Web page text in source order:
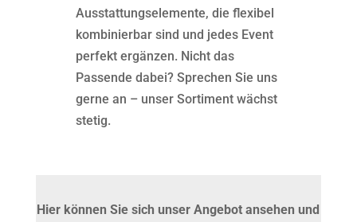
Ausstattungselemente, die flexibel
kombinierbar sind und jedes Event
perfekt ergänzen. Nicht das
Passende dabei? Sprechen Sie uns
gerne an – unser Sortiment wächst
stetig.
Hier können Sie sich unser Angebot ansehen und